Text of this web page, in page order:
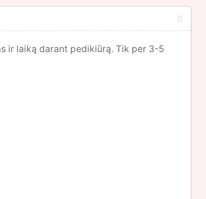
ir laiką darant pedikiūrą. Tik per 3-5